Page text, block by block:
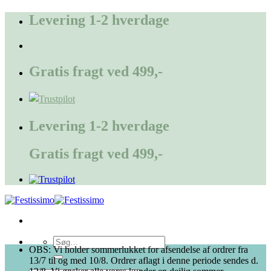
FortsætLevering 1-2 hverdage
Gratis fragt ved 499,-
Levering 1-2 hverdage
Gratis fragt ved 499,-
Søg
efter:
OBS: Vi holder sommerlukket for afsendelse af ordrer fra
13/7 til og med 10/8. Ordrer aflagt i denne periode sendes d.